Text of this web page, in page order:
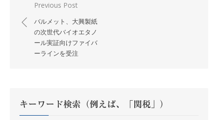
稿
ョ
ン
Previous Post
バルメット、大興製紙
の次世代バイオエタノ
ール実証向けファイバ
ーラインを受注
キーワード検索（例えば、「関税」）